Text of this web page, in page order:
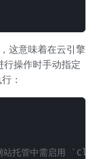
这意味着在云引擎
行操作时手动指定
：
托管中需启用